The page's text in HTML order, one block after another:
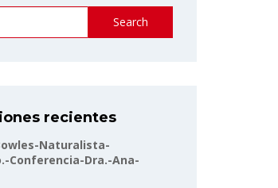
Search
recientes
Naturalista-
Conferencia-Dra.-Ana-